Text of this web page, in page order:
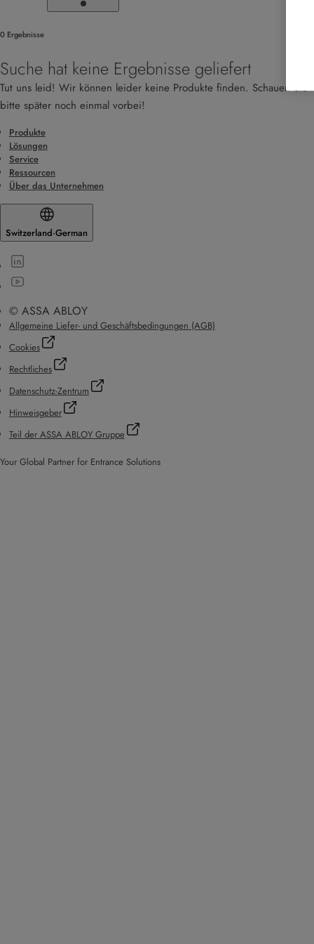
0 Ergebnisse
Suche hat keine Ergebnisse geliefert
Tut uns leid! Wir können leider keine Produkte finden. Schauen Sie
bitte später noch einmal vorbei!
Produkte
Lösungen
Service
Ressourcen
Über das Unternehmen
Switzerland·German
© ASSA ABLOY
Allgemeine Liefer- und Geschäftsbedingungen (AGB)
Cookies
Rechtliches
Datenschutz-Zentrum
Hinweisgeber
Teil der ASSA ABLOY Gruppe
Your Global Partner for Entrance Solutions